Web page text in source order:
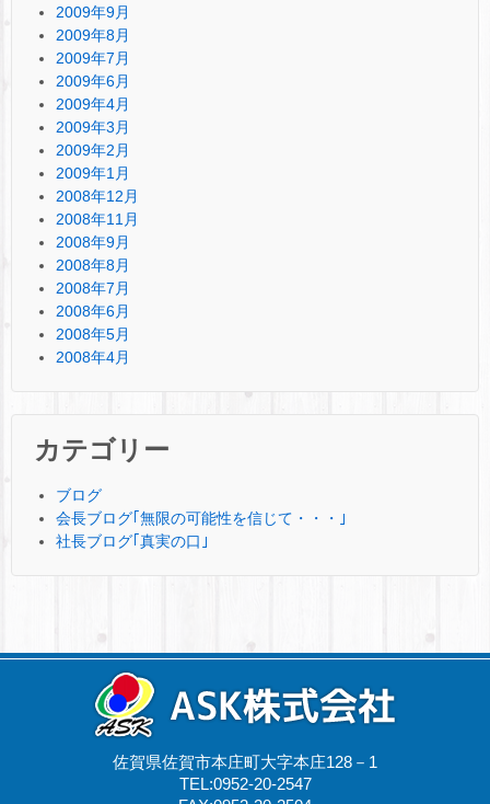
2009年9月
2009年8月
2009年7月
2009年6月
2009年4月
2009年3月
2009年2月
2009年1月
2008年12月
2008年11月
2008年9月
2008年8月
2008年7月
2008年6月
2008年5月
2008年4月
カテゴリー
ブログ
会長ブログ｢無限の可能性を信じて・・・｣
社長ブログ｢真実の口｣
佐賀県佐賀市本庄町大字本庄128－1
TEL:0952-20-2547